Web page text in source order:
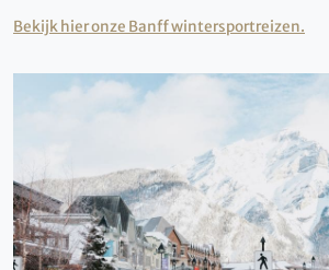
Bekijk hier onze Banff wintersportreizen.